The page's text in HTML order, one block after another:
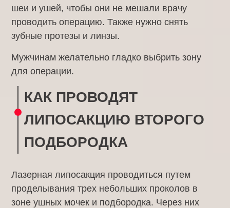
шеи и ушей, чтобы они не мешали врачу
проводить операцию. Также нужно снять
зубные протезы и линзы.
Мужчинам желательно гладко выбрить зону
для операции.
КАК ПРОВОДЯТ
ЛИПОСАКЦИЮ ВТОРОГО
ПОДБОРОДКА
Лазерная липосакция проводиться путем
проделывания трех небольших проколов в
зоне ушных мочек и подбородка. Через них